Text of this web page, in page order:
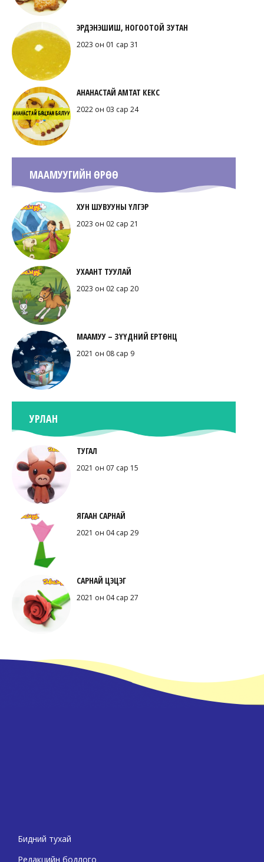
ЭРДЭНЭШИШ, НОГООТОЙ ЗУТАН
2023 он 01 сар 31
АНАНАСТАЙ АМТАТ КЕКС
2022 он 03 сар 24
МААМУУГИЙН ӨРӨӨ
ХУН ШУВУУНЫ ҮЛГЭР
2023 он 02 сар 21
УХААНТ ТУУЛАЙ
2023 он 02 сар 20
МААМУУ – ЗҮҮДНИЙ ЕРТӨНЦ
2021 он 08 сар 9
УРЛАН
ТУГАЛ
2021 он 07 сар 15
ЯГААН САРНАЙ
2021 он 04 сар 29
САРНАЙ ЦЭЦЭГ
2021 он 04 сар 27
Бидний тухай
Редакцийн бодлого